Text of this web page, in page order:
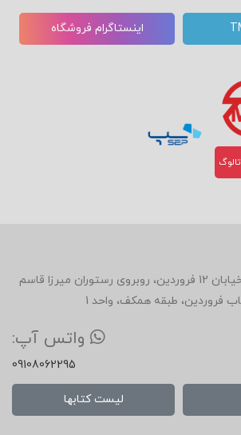
اینستاگرام فروشگاه
میدان انقلاب، ابتدای خیابان 12 فروردین، روبروی رستوران میرزا قاسم
فروردین، طبقه همکف، واحد 1
واتس آپ:
09108062295
لیست کتابها